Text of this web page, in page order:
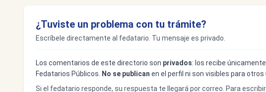
¿Tuviste un problema con tu trámite?
Escríbele directamente al fedatario. Tu mensaje es privado.
Los comentarios de este directorio son privados: los recibe
Fedatarios Públicos.
No se publican en el perfil ni son visibles para otros
Si el fedatario responde, su respuesta te llegará por correo. Para